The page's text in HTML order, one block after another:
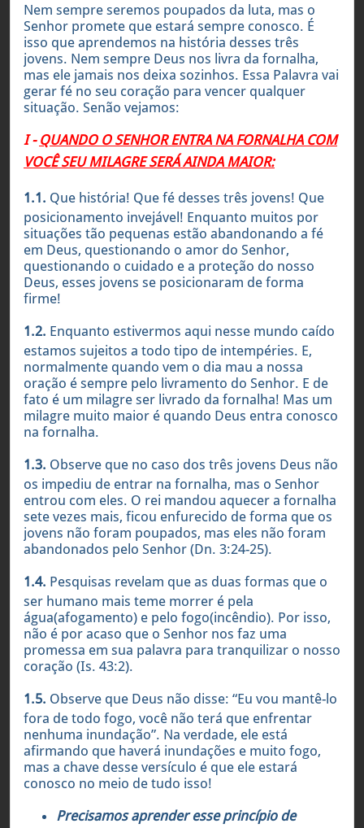
Nem sempre seremos poupados da luta, mas o
Senhor promete que estará sempre conosco. É
isso que aprendemos na história desses três
jovens. Nem sempre Deus nos livra da fornalha,
mas ele jamais nos deixa sozinhos. Essa Palavra vai
gerar fé no seu coração para vencer qualquer
situação. Senão vejamos:
I - QUANDO O SENHOR ENTRA NA FORNALHA COM
VOCÊ SEU MILAGRE SERÁ AINDA MAIOR:
1.1. Que história! Que fé desses três jovens! Que
posicionamento invejável! Enquanto muitos por
situações tão pequenas estão abandonando a fé
em Deus, questionando o amor do Senhor,
questionando o cuidado e a proteção do nosso
Deus, esses jovens se posicionaram de forma
firme!
1.2. Enquanto estivermos aqui nesse mundo caído
estamos sujeitos a todo tipo de intempéries. E,
normalmente quando vem o dia mau a nossa
oração é sempre pelo livramento do Senhor. E de
fato é um milagre ser livrado da fornalha! Mas um
milagre muito maior é quando Deus entra conosco
na fornalha.
1.3. Observe que no caso dos três jovens Deus não
os impediu de entrar na fornalha, mas o Senhor
entrou com eles. O rei mandou aquecer a fornalha
sete vezes mais, ficou enfurecido de forma que os
jovens não foram poupados, mas eles não foram
abandonados pelo Senhor (Dn. 3:24-25).
1.4. Pesquisas revelam que as duas formas que o
ser humano mais teme morrer é pela
água(afogamento) e pelo fogo(incêndio). Por isso,
não é por acaso que o Senhor nos faz uma
promessa em sua palavra para tranquilizar o nosso
coração (Is. 43:2).
1.5. Observe que Deus não disse: “Eu vou mantê-lo
fora de todo fogo, você não terá que enfrentar
nenhuma inundação”. Na verdade, ele está
afirmando que haverá inundações e muito fogo,
mas a chave desse versículo é que ele estará
conosco no meio de tudo isso!
Precisamos aprender esse princípio de